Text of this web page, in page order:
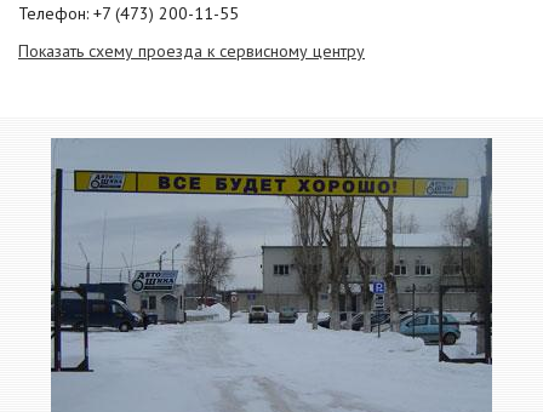
Телефон: +7 (473) 200-11-55
Показать схему проезда к сервисному центру